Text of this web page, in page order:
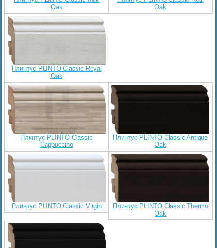
Oak
Oak
Плинтус PLINTO Classic Royal
Oak
Плинтус PLINTO Classic
Cappuccino
Плинтус PLINTO Classic Antique
Oak
Плинтус PLINTO Classic Virgin
Плинтус PLINTO Classic Thermo
Oak